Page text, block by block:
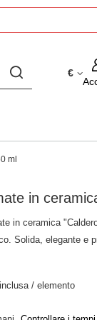
€
ml
in
in ceramica
Solida, elegante e
/elemento